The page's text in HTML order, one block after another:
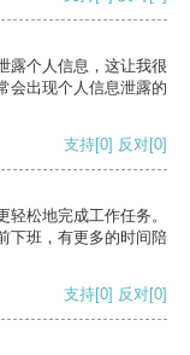
露个人信息，这让我很
会出现个人信息泄露的
支持[0] 反对[0]
松地完成工作任务。
下班，有更多的时间陪
支持[0] 反对[0]